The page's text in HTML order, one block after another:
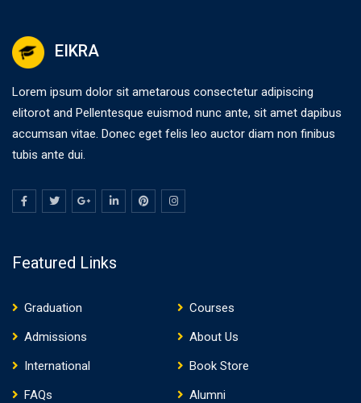
EIKRA
Lorem ipsum dolor sit ametarous consectetur adipiscing
elitorot and Pellentesque euismod nunc ante, sit amet dapibus
accumsan vitae. Donec eget felis leo auctor diam non finibus
tubis ante dui.
Featured Links
Graduation
Courses
Admissions
About Us
International
Book Store
FAQs
Alumni